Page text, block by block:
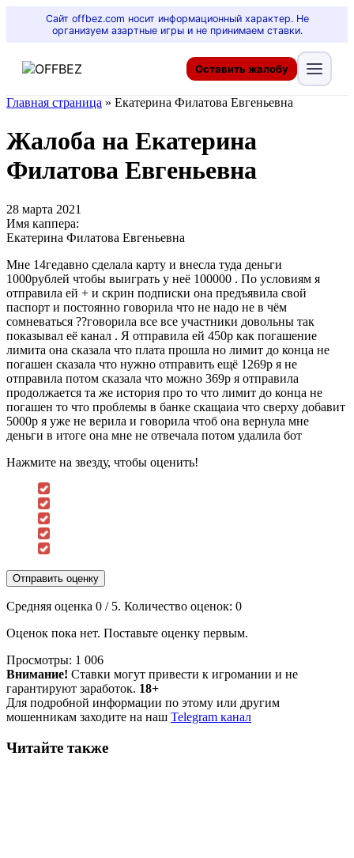
Сайт offbez.com носит информационный характер. Не
организуем азартные игры и не принимаем ставки.
Оставить жалобу
Главная страница » Екатерина Филатова Евгеньевна
Жалоба на Екатерина
Филатова Евгеньевна
28 марта 2021
Имя каппера:
Екатерина Филатова Евгеньевна
Мне 14гедавно сделала карту и внесла туда деньги
1000рублей чтобы выиграть у неё 100000 . По условиям я
отправила ей + и скрин подписки она предъявила свой
паспорт и постоянно говорила что не надо не в чём
сомневаться ??говорила все все участники довольны так
показывал её канал . Я отправила ей 450р как погашение
лимита она сказала что плата прошла но лимит до конца не
погашен сказала что нужно отправить ещё 1269р я не
отправила потом сказала что можно 369р я отправила
продолжается та же история про то что лимит до конца не
погашен то что проблемы в банке скащаиа что сверху добавит
5000р я уже не верила и говорила чтоб она вернула мне
деньги в итоге она мне не отвечала потом удалила бот
Нажмите на звезду, чтобы оценить!
Отправить оценку
Средняя оценка 0 / 5. Количество оценок: 0
Оценок пока нет. Поставьте оценку первым.
Просмотры: 1 006
Внимание! Ставки могут привести к игромании и не
гарантируют заработок. 18+
Для подробной информации по этому или другим
мошенникам заходите на наш Telegram канал
Читайте также